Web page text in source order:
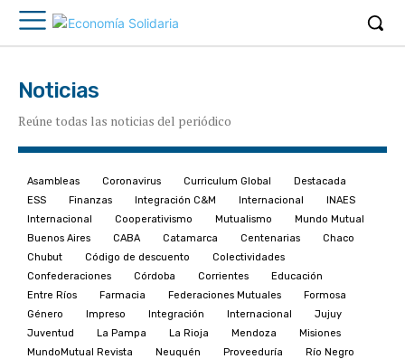
Noticias
Reúne todas las noticias del periódico
Asambleas Coronavirus Curriculum Global
Destacada
ESS
Finanzas Integración C&M Internacional
INAES
Internacional
Cooperativismo Mutualismo
Mundo Mutual
Buenos Aires
CABA Catamarca Centenarias
Chaco
Chubut
Código de descuento
Colectividades
Confederaciones
Córdoba Corrientes
Educación
Entre Ríos
Farmacia Federaciones Mutuales
Formosa
Género
Impreso Integración Internacional
Jujuy
Juventud
La Pampa La Rioja Mendoza
Misiones
MundoMutual Revista
Neuquén Proveeduría
Río Negro